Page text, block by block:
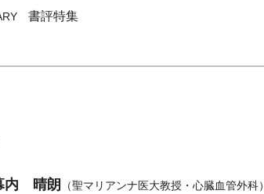
書評特集
内 晴朗 （聖マリアンナ医大教授・心臓血管外科）